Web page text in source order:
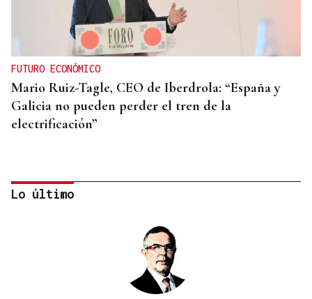
FUTURO ECONÓMICO
Mario Ruiz-Tagle, CEO de Iberdrola: “España y
Galicia no pueden perder el tren de la
electrificación”
Lo último